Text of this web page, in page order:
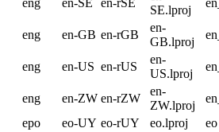
SE.lproj
eng en-GB en-rGB
en-
GB.lproj
eng en-US en-rUS
en-
US.lproj
eng en-ZW en-rZW
en-
ZW.lproj
epo eo-UY eo-rUY eo.lproj
eo